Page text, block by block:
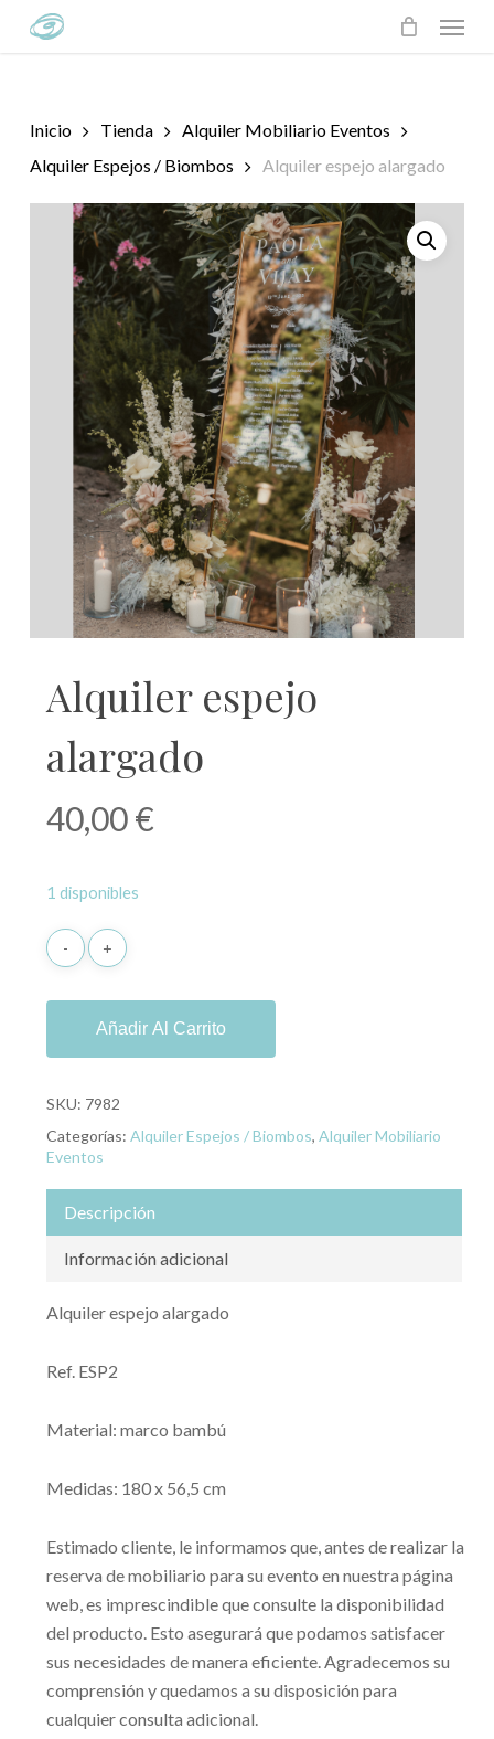
Menu
Inicio Tienda
Alquiler Mobiliario Eventos
Alquiler Espejos / Biombos
Alquiler espejo alargado
Alquiler espejo
alargado
40,00€
1 disponibles
Añadir Al Carrito
SKU: 7982
Categorías: Alquiler Espejos / Biombos, Alquiler Mobiliario
Eventos
Descripción
Información adicional
Alquiler espejo alargado
Ref. ESP2
Material: marco bambú
Medidas: 180 x 56,5 cm
Estimado cliente, le informamos que, antes de realizar la
reserva de mobiliario para su evento en nuestra página
web, es imprescindible que consulte la disponibilidad
del producto. Esto asegurará que podamos satisfacer
sus necesidades de manera eficiente. Agradecemos su
comprensión y quedamos a su disposición para
cualquier consulta adicional.